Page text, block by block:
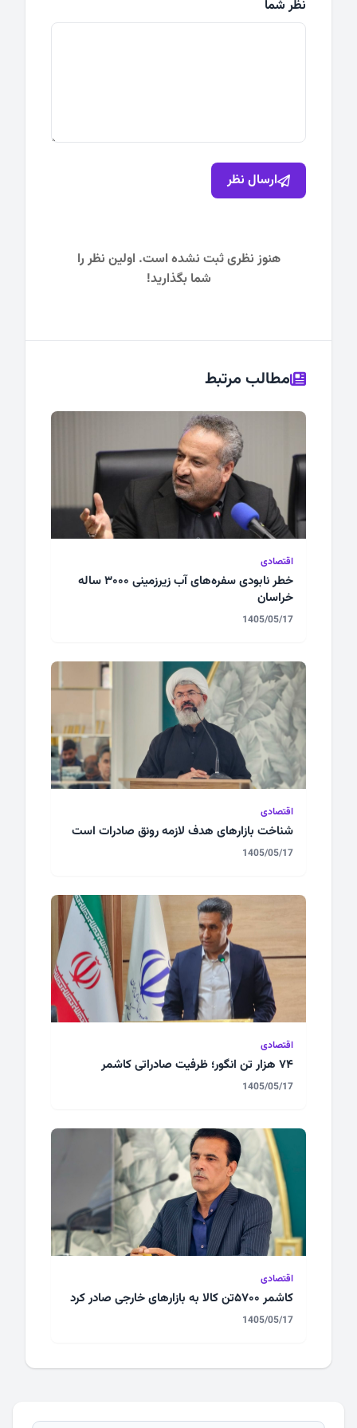
نظر شما
ارسال نظر
هنوز نظری ثبت نشده است. اولین نظر را
شما بگذارید!
مطالب مرتبط
اقتصادی
خطر نابودی سفره‌های آب زیرزمینی ۳۰۰۰ ساله
خراسان
1405/05/17
اقتصادی
شناخت بازارهای هدف لازمه رونق صادرات است
1405/05/17
اقتصادی
۷۴ هزار تن انگور؛ ظرفیت صادراتی کاشمر
1405/05/17
اقتصادی
کاشمر ۵۷۰۰تن کالا به بازارهای خارجی صادر کرد
1405/05/17